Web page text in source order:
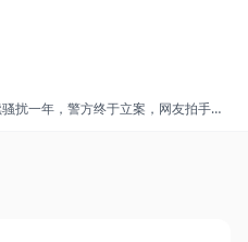
扰一年，警方终于立案，网友拍手称